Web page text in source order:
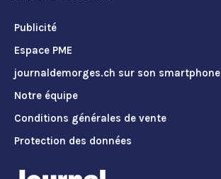
Publicité
Espace PME
journaldemorges.ch sur son smartphone
Notre équipe
Conditions générales de vente
Protection des données